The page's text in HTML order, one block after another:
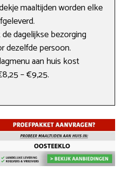
maaltijden worden elke
dagelijkse bezorging
dezelfde persoon.
aan huis kost
– €9,25.